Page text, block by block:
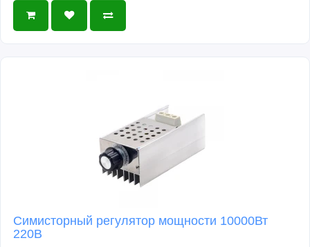
Симисторный регулятор мощности 10000Вт
220В